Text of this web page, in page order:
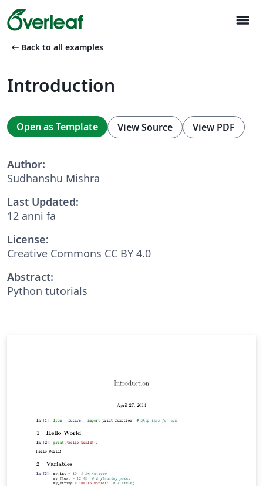
menu
arrow_left_alt Back to all examples
Introduction
Open as Template View Source View PDF
Author:
Sudhanshu Mishra
Last Updated:
12 anni fa
License:
Creative Commons CC BY 4.0
Abstract:
Python tutorials